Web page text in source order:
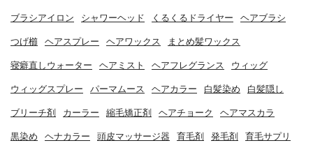
ブラシアイロン シャワーヘッド くるくるドライヤー ヘアブラシ
つげ櫛 ヘアスプレー ヘアワックス まとめ髪ワックス
寝癖直しウォーター ヘアミスト ヘアフレグランス ウィッグ
ウィッグスプレー パーマムース ヘアカラー 白髪染め 白髪隠し
ブリーチ剤 カーラー 縮毛矯正剤 ヘアチョーク ヘアマスカラ
黒染め ヘナカラー 頭皮マッサージ器 育毛剤 発毛剤 育毛サプリ